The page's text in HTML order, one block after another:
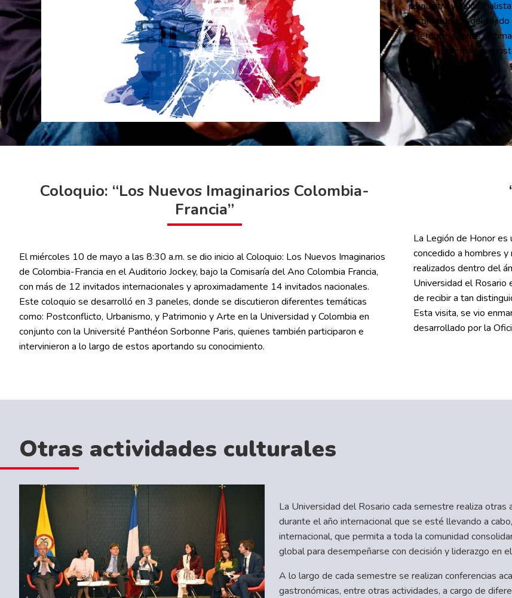
psiquiatra y
reconstrucción del
referente a varias
el país en temas de
Coloquio: “Los Nuevos Imaginarios Colombia-
Francia”
El miércoles 10 de mayo a las 8:30 a.m. se dio inicio al Coloquio: Los Nuevos Imaginarios
de Colombia-Francia en el Auditorio Jockey, bajo la Comisaría del Ano Colombia Francia,
con más de 12 invitados internacionales y aproximadamente 14 invitados nacionales.
Este coloquio se desarrolló en 3 paneles, donde se discutieron diferentes temáticas
como: Postconflicto, Urbanismo, y Patrimonio y Arte en la Universidad y Colombia en
conjunto con la Université Panthéon Sorbonne Paris, quienes también participaron e
intervinieron a lo largo de estos aportando su conocimiento.
La Legión de Honor
concedido a hombres
realizados dentro del
Universidad el Rosario
de recibir a tan
Esta visita, se vio
desarrollado por la
Otras actividades culturales
La Universidad del Rosario cada semestre realiza
durante el año internacional que se esté llevando a
internacional, que permita a toda la comunidad
global para desempeñarse con decisión y liderazgo en
A lo largo de cada semestre se realizan conferencias
gastronómicas, entre otras actividades, a cargo de